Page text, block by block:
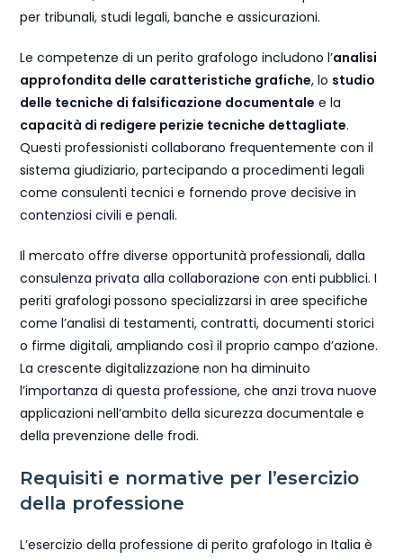
per tribunali, studi legali, banche e assicurazioni.
Le competenze di un perito grafologo includono l’analisi
approfondita delle caratteristiche grafiche, lo studio
delle tecniche di falsificazione documentale e la
capacità di redigere perizie tecniche dettagliate.
Questi professionisti collaborano frequentemente con il
sistema giudiziario, partecipando a procedimenti legali
come consulenti tecnici e fornendo prove decisive in
contenziosi civili e penali.
Il mercato offre diverse opportunità professionali, dalla
consulenza privata alla collaborazione con enti pubblici. I
periti grafologi possono specializzarsi in aree specifiche
come l’analisi di testamenti, contratti, documenti storici
o firme digitali, ampliando così il proprio campo d’azione.
La crescente digitalizzazione non ha diminuito
l’importanza di questa professione, che anzi trova nuove
applicazioni nell’ambito della sicurezza documentale e
della prevenzione delle frodi.
Requisiti e normative per l’esercizio
della professione
L’esercizio della professione di perito grafologo in Italia è